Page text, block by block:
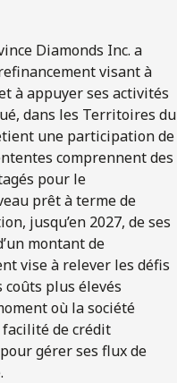
Diamonds Inc. a
visant à
à appuyer ses activités
dans les Territoires du
une participation de
comprennent des
pour le
prêt à terme de
jusqu’en 2027, de ses
montant de
vise à relever les défis
plus élevés
où la société
de crédit
gérer ses flux de